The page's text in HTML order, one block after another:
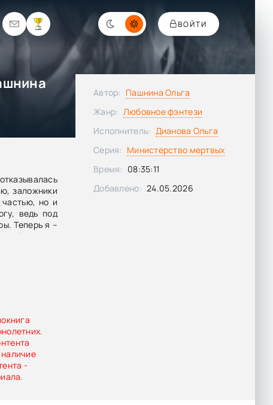
ВОЙТИ
заложники
но и
ведь под
Теперь я –
страж,
не дарит
-
Автор: Пашнина Ольга
Жанр: Любовное фэнтези
Исполнитель: Дианова Ольга
Серия: Министерство мертвых
Время: 08:35:11
Добавлено: 24.05.2026